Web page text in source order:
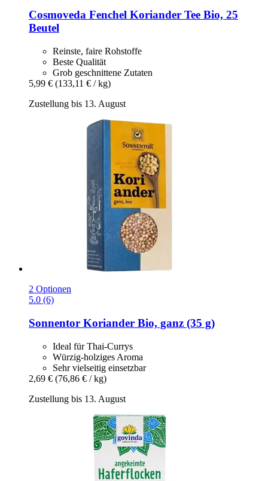
Cosmoveda Fenchel Koriander Tee Bio, 25
Beutel
Reinste, faire Rohstoffe
Beste Qualität
Grob geschnittene Zutaten
5,99 € (133,11 € / kg)
Zustellung bis 13. August
2 Optionen
5.0 (6)
Sonnentor Koriander Bio, ganz (35 g)
Ideal für Thai-Currys
Würzig-holziges Aroma
Sehr vielseitig einsetzbar
2,69 € (76,86 € / kg)
Zustellung bis 13. August